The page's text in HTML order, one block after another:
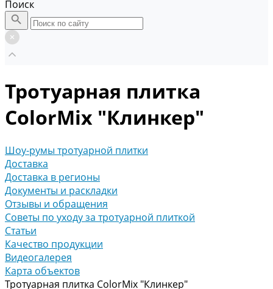
Поиск
Тротуарная плитка
ColorMix "Клинкер"
Шоу-румы тротуарной плитки
Доставка
Доставка в регионы
Документы и раскладки
Отзывы и обращения
Советы по уходу за тротуарной плиткой
Статьи
Качество продукции
Видеогалерея
Карта объектов
Тротуарная плитка ColorMix "Клинкер"